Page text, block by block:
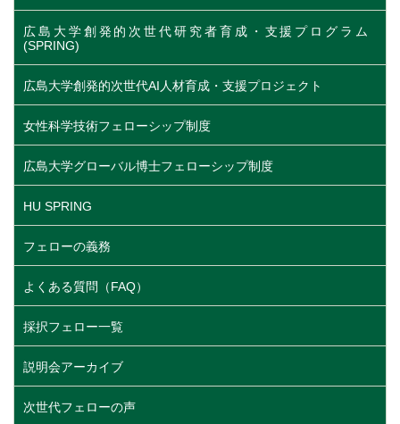
広島大学創発的次世代研究者育成・支援プログラム
(SPRING)
広島大学創発的次世代AI人材育成・支援プロジェクト
女性科学技術フェローシップ制度
広島大学グローバル博士フェローシップ制度
HU SPRING
フェローの義務
よくある質問（FAQ）
採択フェロー一覧
説明会アーカイブ
次世代フェローの声